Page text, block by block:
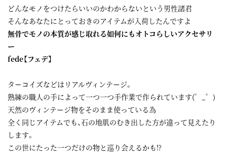
どんなモノをつけたらいいのかわからないという男性諸君
そんなあなたにとっておきのアイテムが入荷したんですよ
無骨でモノの本質が感じ取れる如何にもオトコらしいアクセサリ
ー
fede【フェデ】
ターコイズなどはリアルヴィンテージ。
熟練の職人の手によって一つ一つ手作業で作られています(゜_゜)
天然のヴィンテージ物をそのまま使っている為
全く同じアイテムでも、石の地肌のむき出した方が違って見えたり
します。
この世にたった一つだけの物と巡り会えるかも!?